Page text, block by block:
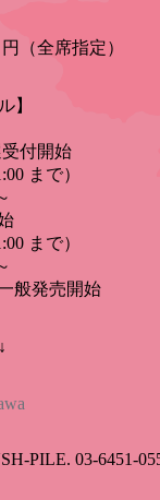
（全席指定）
】
付開始
まで）
まで）
般発売開始
PILE. 03-6451-